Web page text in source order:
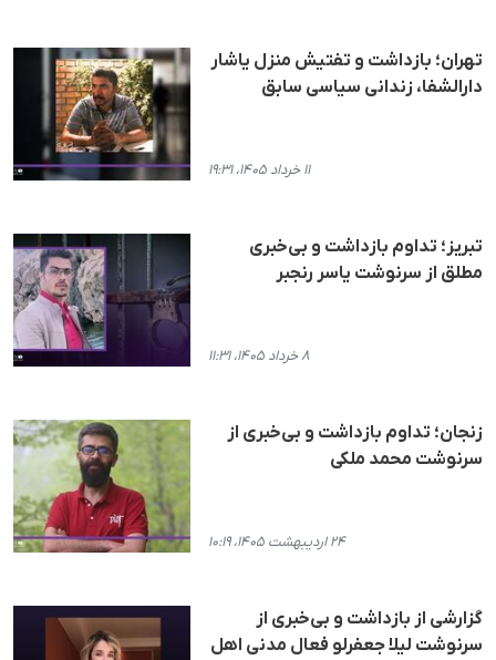
تهران؛ بازداشت و تفتیش منزل یاشار
دارالشفا، زندانی سیاسی سابق
۱۱ خرداد ۱۴۰۵، ۱۹:۳۱
تبریز؛ تداوم بازداشت و بی‌خبری
مطلق از سرنوشت یاسر رنجبر
۸ خرداد ۱۴۰۵، ۱۱:۳۱
زنجان؛ تداوم بازداشت و بی‌خبری از
سرنوشت محمد ملکی
۲۴ اردیبهشت ۱۴۰۵، ۱۰:۱۹
گزارشی از بازداشت و بی‌خبری از
سرنوشت لیلا جعفرلو فعال مدنی اهل